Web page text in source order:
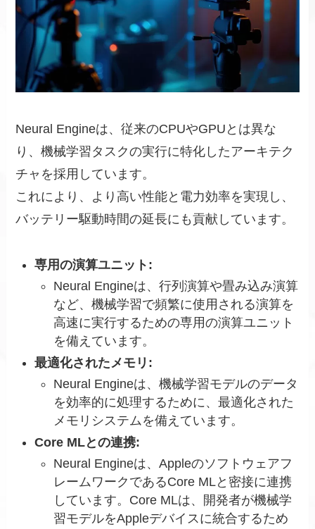
Neural Engineは、従来のCPUやGPUとは異な
り、機械学習タスクの実行に特化したアーキテク
チャを採用しています。
これにより、より高い性能と電力効率を実現し、
バッテリー駆動時間の延長にも貢献しています。
専用の演算ユニット:
Neural Engineは、行列演算や畳み込み演算
など、機械学習で頻繁に使用される演算を
高速に実行するための専用の演算ユニット
を備えています。
最適化されたメモリ:
Neural Engineは、機械学習モデルのデータ
を効率的に処理するために、最適化された
メモリシステムを備えています。
Core MLとの連携:
Neural Engineは、Appleのソフトウェアフ
レームワークであるCore MLと密接に連携
しています。Core MLは、開発者が機械学
習モデルをAppleデバイスに統合するため